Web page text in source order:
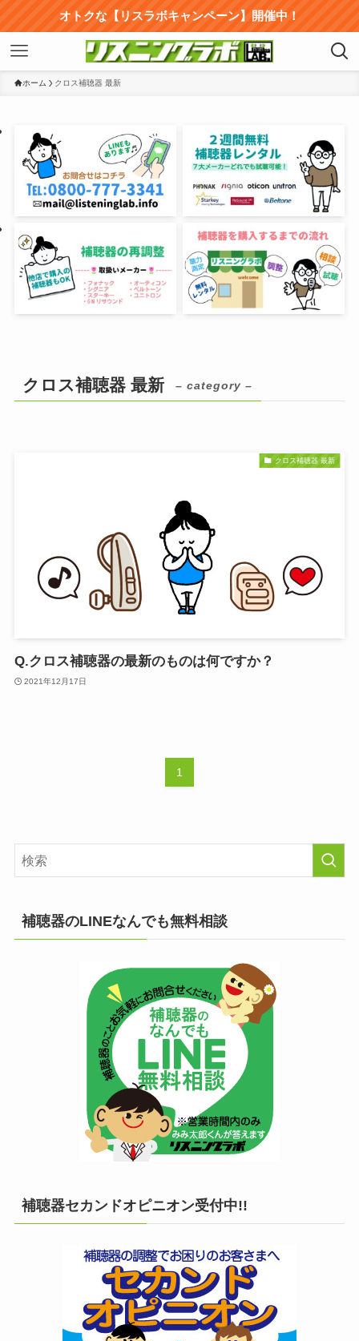
オトクな【リスラボキャンペーン】開催中！
ホーム クロス補聴器 最新
クロス補聴器 最新 – category –
クロス補聴器 最新
Q.クロス補聴器の最新のものは何ですか？
2021年12月17日
1
補聴器のLINEなんでも無料相談
補聴器セカンドオピニオン受付中!!